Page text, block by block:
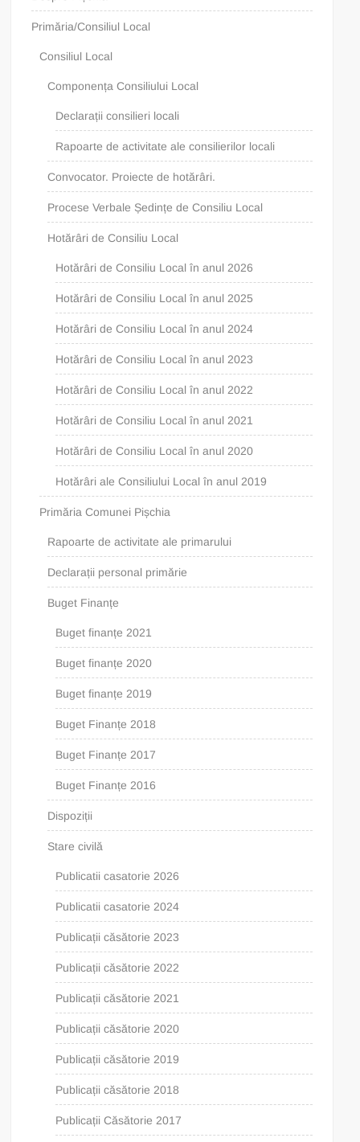
Primăria/Consiliul Local
Consiliul Local
Componența Consiliului Local
Declarații consilieri locali
Rapoarte de activitate ale consilierilor locali
Convocator. Proiecte de hotărâri.
Procese Verbale Ședințe de Consiliu Local
Hotărâri de Consiliu Local
Hotărâri de Consiliu Local în anul 2026
Hotărâri de Consiliu Local în anul 2025
Hotărâri de Consiliu Local în anul 2024
Hotărâri de Consiliu Local în anul 2023
Hotărâri de Consiliu Local în anul 2022
Hotărâri de Consiliu Local în anul 2021
Hotărâri de Consiliu Local în anul 2020
Hotărâri ale Consiliului Local în anul 2019
Primăria Comunei Pișchia
Rapoarte de activitate ale primarului
Declarații personal primărie
Buget Finanțe
Buget finanțe 2021
Buget finanțe 2020
Buget finanțe 2019
Buget Finanțe 2018
Buget Finanțe 2017
Buget Finanțe 2016
Dispoziții
Stare civilă
Publicatii casatorie 2026
Publicatii casatorie 2024
Publicații căsătorie 2023
Publicații căsătorie 2022
Publicații căsătorie 2021
Publicații căsătorie 2020
Publicații căsătorie 2019
Publicații căsătorie 2018
Publicații Căsătorie 2017